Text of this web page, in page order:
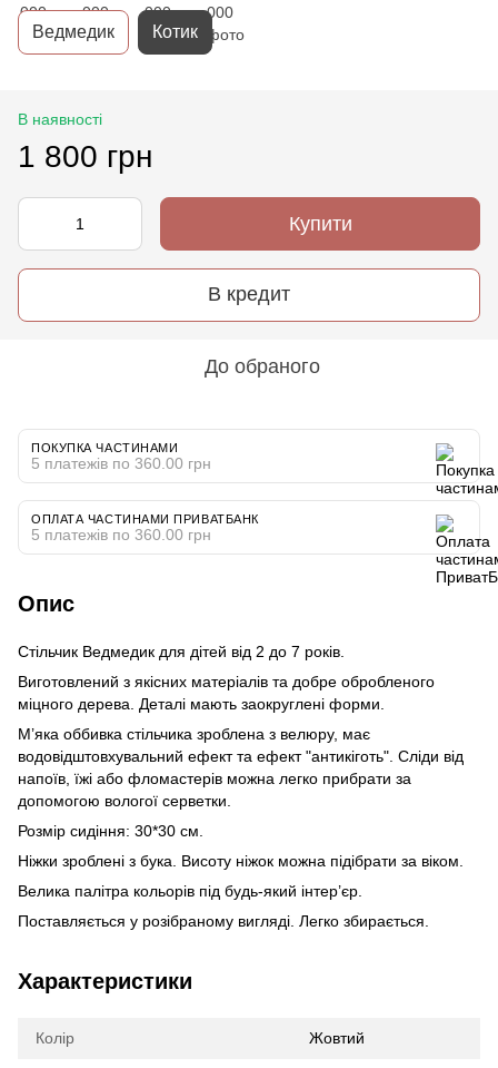
Ведмедик Котик
В наявності
1 800 грн
Купити
В кредит
До обраного
ПОКУПКА ЧАСТИНАМИ
5 платежів по 360.00 грн
ОПЛАТА ЧАСТИНАМИ ПРИВАТБАНК
5 платежів по 360.00 грн
Опис
Стільчик Ведмедик для дітей від 2 до 7 років.
Виготовлений з якісних матеріалів та добре обробленого
міцного дерева. Деталі мають заокруглені форми.
М’яка оббивка стільчика зроблена з велюру, має
водовідштовхувальний ефект та ефект "антикіготь". Сліди від
напоїв, їжі або фломастерів можна легко прибрати за
допомогою вологої серветки.
Розмір сидіння: 30*30 см.
Ніжки зроблені з бука. Висоту ніжок можна підібрати за віком.
Велика палітра кольорів під будь-який інтер’єр.
Поставляється у розібраному вигляді. Легко збирається.
Характеристики
Колір Жовтий